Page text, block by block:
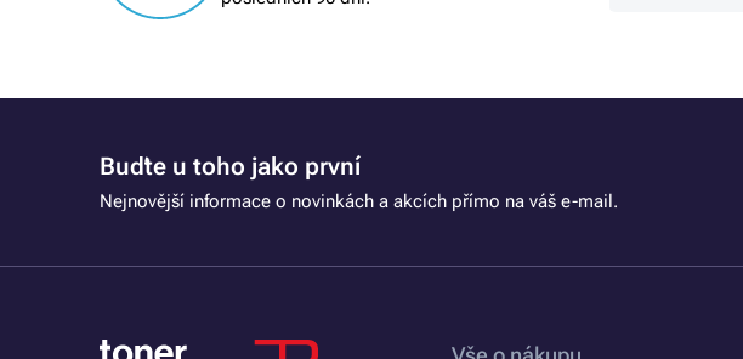
Buďte u toho jako první
Nejnovější informace o novinkách a akcích přímo na váš e-mail.